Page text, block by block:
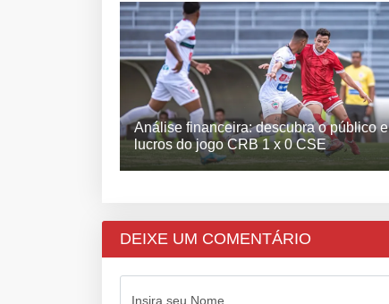
Análise financeira: descubra o público e
lucros do jogo CRB 1 x 0 CSE
DEIXE UM COMENTÁRIO
Insira seu Nome